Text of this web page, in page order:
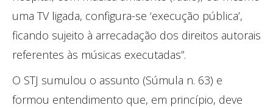
uma TV ligada, configura-se ‘execução pública’,
ficando sujeito à arrecadação dos direitos autorais
referentes às músicas executadas”.
O STJ sumulou o assunto (Súmula n. 63) e
formou entendimento que, em princípio, deve